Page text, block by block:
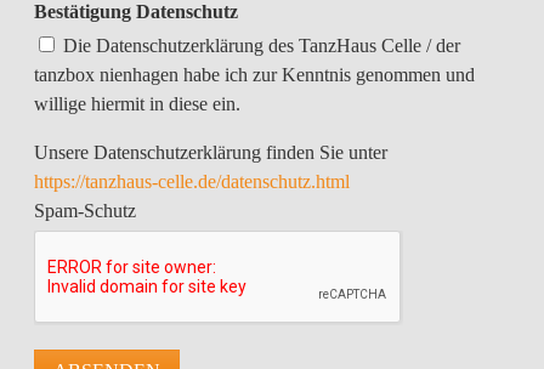
Bestätigung Datenschutz
Die Datenschutzerklärung des TanzHaus Celle / der
tanzbox nienhagen habe ich zur Kenntnis genommen und
willige hiermit in diese ein.
Unsere Datenschutzerklärung finden Sie unter
https://tanzhaus-celle.de/datenschutz.html
Spam-Schutz